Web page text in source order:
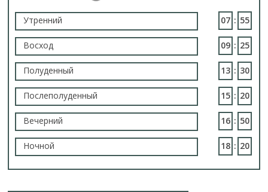
Утренний 07 : 55
Восход 09 : 25
Полуденный 13 : 30
Послеполуденный 15 : 20
Вечерний 16 : 50
Ночной 18 : 20